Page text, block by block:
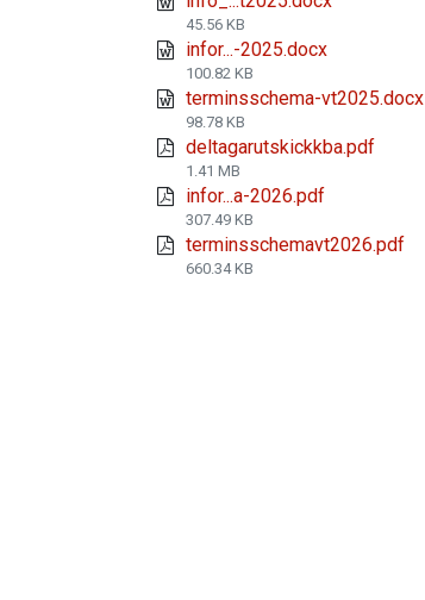
45.56 KB
infor...-2025.docx
100.82 KB
terminsschema-vt2025.docx
98.78 KB
deltagarutskickkba.pdf
1.41 MB
infor...a-2026.pdf
307.49 KB
terminsschemavt2026.pdf
660.34 KB